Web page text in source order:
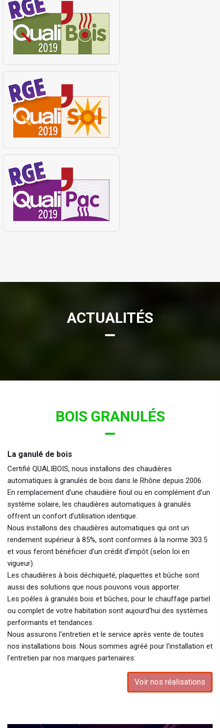
ACTUALITÉS
BOIS GRANULÉS
La ganulé de bois
Certifié QUALIBOIS, nous installons des chaudières
automatiques à granulés de bois dans le Rhône depuis 2006.
En remplacement d’une chaudière fioul ou en complément d’un
système solaire, les chaudières automatiques à granulés
offrent un confort d’utilisation identique.
Nous installons des chaudières automatiques qui ont un
rendement supérieur à 85%, sont conformes à la norme 303.5
et vous feront bénéficier d’un crédit d’impôt (selon loi en
vigueur).
Les chaudières à bois déchiqueté, plaquettes et bûche sont
aussi des solutions que nous pouvons vous apporter.
Les poêles à granulés bois et bûches, pour le chauffage partiel
ou complet de votre habitation sont aujourd'hui des systèmes
performants et tendances.
Nous assurons l'entretien et le service après vente de toutes
nos installations bois. Nous sommes agréé pour l'installation et
l'entretien par nos marques partenaires:
Voir nos réalisations